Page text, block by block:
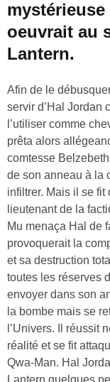
oeuvrait au
Lantern.
Afin de le
servir d’Hal Jordan
l’utiliser comme
prêta alors
comtesse
de son anneau à la
infiltrer. Mais il se fit
lieutenant de la
Mu menaça Hal de
provoquerait la
et sa destruction
toutes les réserves
envoyer dans son
la bombe mais se
l’Univers. Il réussit
réalité et se fit
Qwa-Man. Hal
Lantern quelques